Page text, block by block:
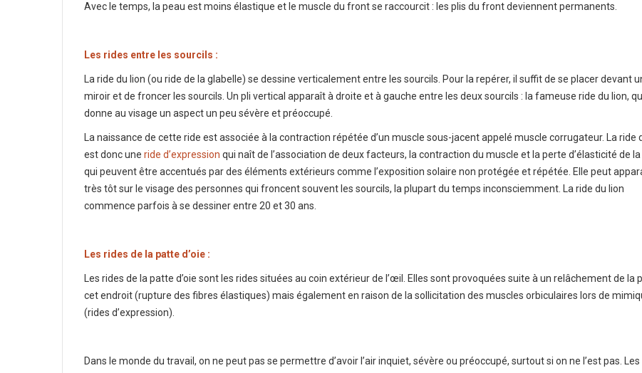
Avec le temps, la peau est moins élastique et le muscle du front se raccourcit : les plis du front deviennent permanents.
Les rides entre les sourcils :
La ride du lion (ou ride de la glabelle) se dessine verticalement entre les sourcils. Pour la repérer, il suffit de se placer devant
miroir et de froncer les sourcils. Un pli vertical apparaît à droite et à gauche entre les deux sourcils : la fameuse ride du lion,
donne au visage un aspect un peu sévère et préoccupé.
La naissance de cette ride est associée à la contraction répétée d’un muscle sous-jacent appelé muscle corrugateur. La ride
est donc une ride d’expression qui naît de l’association de deux facteurs, la contraction du muscle et la perte d’élasticité de la
qui peuvent être accentués par des éléments extérieurs comme l’exposition solaire non protégée et répétée. Elle peut
très tôt sur le visage des personnes qui froncent souvent les sourcils, la plupart du temps inconsciemment. La ride du lion
commence parfois à se dessiner entre 20 et 30 ans.
Les rides de la patte d’oie :
Les rides de la patte d’oie sont les rides situées au coin extérieur de l’œil. Elles sont provoquées suite à un relâchement de la
cet endroit (rupture des fibres élastiques) mais également en raison de la sollicitation des muscles orbiculaires lors de
(rides d’expression).
Dans le monde du travail, on ne peut pas se permettre d’avoir l’air inquiet, sévère ou préoccupé, surtout si on ne l’est pas. Les